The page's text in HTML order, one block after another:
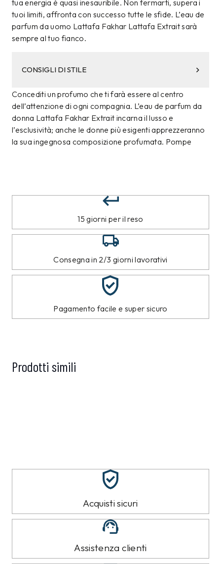
tua energia è quasi inesauribile. Non fermarti, supera i
tuoi limiti, affronta con successo tutte le sfide. L’eau de
parfum da uomo Lattafa Fakhar Lattafa Extrait sarà
sempre al tuo fianco.
CONSIGLI DI STILE
Concediti un profumo che ti farà essere al centro
dell’attenzione di ogni compagnia. L’eau de parfum da
donna Lattafa Fakhar Extrait incarna il lusso e
l’esclusività; anche le donne più esigenti apprezzeranno
la sua ingegnosa composizione profumata. Pompe
15 giorni per il reso
Consegna in 2/3 giorni lavorativi
Pagamento facile e super sicuro
Prodotti simili
Acquisti sicuri
Assistenza clienti